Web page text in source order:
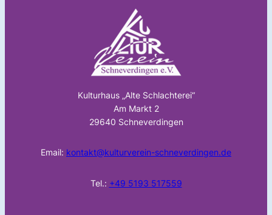
Kulturhaus „Alte Schlachterei“
Am Markt 2
29640 Schneverdingen
Email: kontakt@kulturverein-schneverdingen.de
Tel.: +49 5193 517559